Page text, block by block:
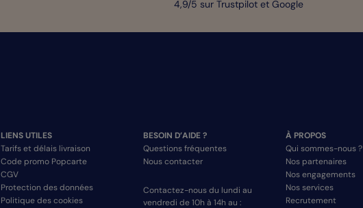
4,9/5 sur Trustpilot et Google
LIENS UTILES
Tarifs et délais livraison
Code promo Popcarte
CGV
Protection des données
Politique des cookies
BESOIN D’AIDE ?
Questions fréquentes
Nous contacter
Contactez-nous du lundi au
vendredi de 10h à 14h au :
À PROPOS
Qui sommes-nous ?
Nos partenaires
Nos engagements
Nos services
Recrutement